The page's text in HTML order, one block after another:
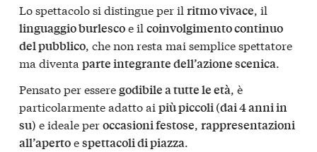
Lo spettacolo si distingue per il ritmo vivace , il
linguaggio burlescoe il coinvolgimento continuo
del pubblico , che non resta mai semplice spettatore
ma diventa parte integrante dell’azione scenica
Pensato per esseregodibile a tutte le età, è
particolarmente adatto ai più piccoli (dai 4 anni in
su) e ideale peroccasioni festose, rappresentazioni
all’apertoespettacoli di piazza.